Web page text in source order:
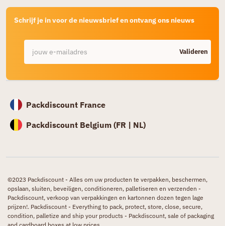
Schrijf je in voor de nieuwsbrief en ontvang ons nieuws
Valideren
Packdiscount France
Packdiscount Belgium (FR | NL)
©2023 Packdiscount - Alles om uw producten te verpakken, beschermen,
opslaan, sluiten, beveiligen, conditioneren, palletiseren en verzenden -
Packdiscount, verkoop van verpakkingen en kartonnen dozen tegen lage
prijzen!. Packdiscount - Everything to pack, protect, store, close, secure,
condition, palletize and ship your products - Packdiscount, sale of packaging